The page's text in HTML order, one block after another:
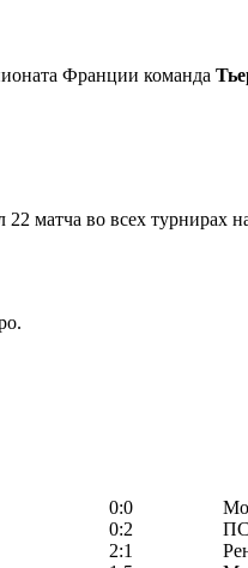
Франции команда
матча во всех турнирах
0:0
0:2
2:1